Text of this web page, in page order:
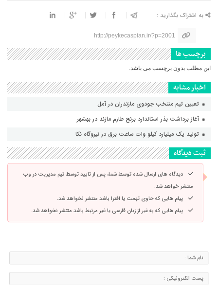
به اشتراک بگذارید :
http://peykecaspian.ir/?p=2001
برچسب ها
این مطلب بدون برچسب می باشد.
اخبار مشابه
تعیین تیم منتخب جودوی مازندران در آمل
آغاز برداشت بذر استاندارد برنج طارم مازند در بهشهر
تولید یک میلیارد کیلو وات ساعت برق در نیروگاه نکا
ثبت دیدگاه
دیدگاه های ارسال شده توسط شما، پس از تایید توسط تیم مدیریت در وب
منتشر خواهد شد.
پیام هایی که حاوی تهمت یا افترا باشد منتشر نخواهد شد.
پیام هایی که به غیر از زبان فارسی یا غیر مرتبط باشد منتشر نخواهد شد.